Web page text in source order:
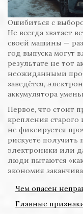
Ошибиться с
Не всегда хватает
своей машины —
год выпуска могут
результате не тот
неожиданными
заведётся,
аккумулятора
Первое, что стоит
крепления старого
не фиксируется
рискуете
электроники или
люди пытаются
экономия
Чем опасен
Главные